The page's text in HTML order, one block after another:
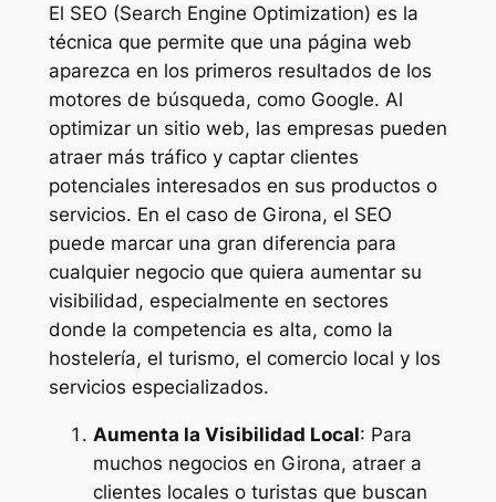
El SEO (Search Engine Optimization) es la
técnica que permite que una página web
aparezca en los primeros resultados de los
motores de búsqueda, como Google. Al
optimizar un sitio web, las empresas pueden
atraer más tráfico y captar clientes
potenciales interesados en sus productos o
servicios. En el caso de Girona, el SEO
puede marcar una gran diferencia para
cualquier negocio que quiera aumentar su
visibilidad, especialmente en sectores
donde la competencia es alta, como la
hostelería, el turismo, el comercio local y los
servicios especializados.
Aumenta la Visibilidad Local: Para
muchos negocios en Girona, atraer a
clientes locales o turistas que buscan